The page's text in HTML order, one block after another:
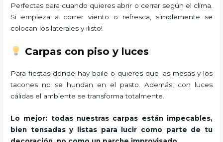
Perfectas para cuando quieres abrir o cerrar según el clima.
Si empieza a correr viento o refresca, simplemente se
colocan los laterales y ¡listo!
Carpas con piso y luces
Para fiestas donde hay baile o quieres que las mesas y los
tacones no se hundan en el pasto. Además, con luces
cálidas el ambiente se transforma totalmente.
Lo mejor: todas nuestras carpas están impecables,
bien tensadas y listas para lucir como parte de tu